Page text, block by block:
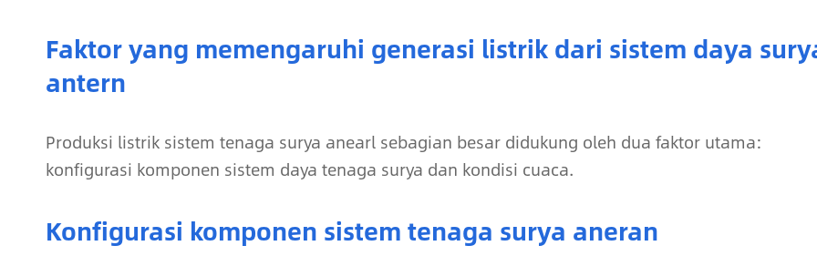
Faktor yang memengaruhi generasi listrik dari sistem daya
antern
Produksi listrik sistem tenaga surya anearl sebagian besar didukung oleh dua faktor utama:
konfigurasi komponen sistem daya tenaga surya dan kondisi cuaca.
Konfigurasi komponen sistem tenaga surya aneran